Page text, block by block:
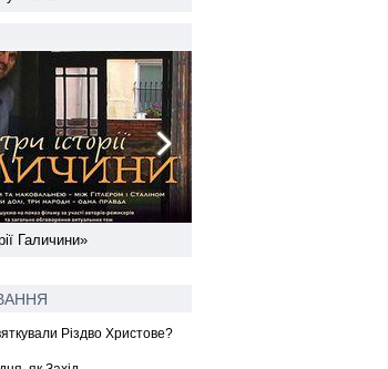
Галичини»
Різдво Христове?